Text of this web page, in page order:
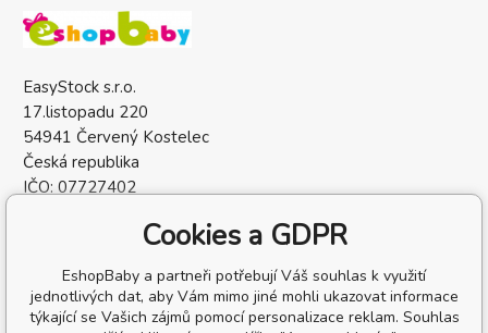
EasyStock s.r.o.
17.listopadu 220
54941 Červený Kostelec
Česká republika
IČO: 07727402
Cookies a GDPR
EshopBaby a partneři potřebují Váš souhlas k využití
jednotlivých dat, aby Vám mimo jiné mohli ukazovat informace
týkající se Vašich zájmů pomocí personalizace reklam. Souhlas